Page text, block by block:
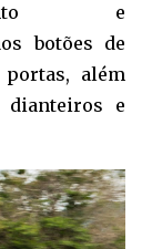
e
botões de
além
dianteiros e